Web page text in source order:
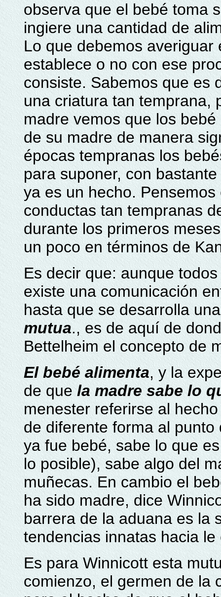
observa que el bebé toma
ingiere una cantidad de
Lo que debemos
establece o no con ese
consiste. Sabemos que es
una criatura tan temprana,
madre vemos que los
de su madre de manera
épocas tempranas los
para suponer, con
ya es un hecho.
conductas tan tempranas
durante los primeros
un poco en términos de
Es decir que: aunque
existe una comunicación
hasta que se desarrolla
mutua., es de aquí de
Bettelheim el concepto de
El bebé alimenta, y la
de quela madre sabe lo
menester referirse al
de diferente forma al
ya fue bebé, sabe lo que
lo posible), sabe algo del
muñecas. En cambio el
ha sido madre, dice
barrera de la aduana es la
tendencias innatas hacia
Es para Winnicott esta
comienzo, el germen de la